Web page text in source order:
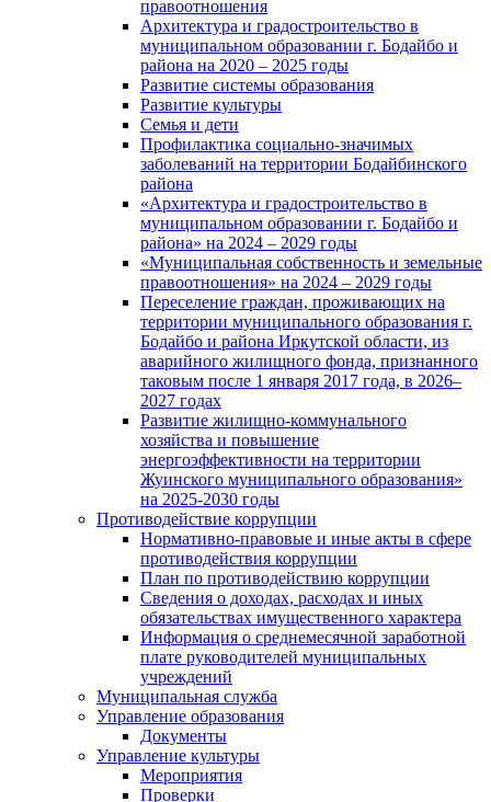
правоотношения
Архитектура и градостроительство в
муниципальном образовании г. Бодайбо и
района на 2020 – 2025 годы
Развитие системы образования
Развитие культуры
Семья и дети
Профилактика социально-значимых
заболеваний на территории Бодайбинского
района
«Архитектура и градостроительство в
муниципальном образовании г. Бодайбо и
района» на 2024 – 2029 годы
«Муниципальная собственность и земельные
правоотношения» на 2024 – 2029 годы
Переселение граждан, проживающих на
территории муниципального образования г.
Бодайбо и района Иркутской области, из
аварийного жилищного фонда, признанного
таковым после 1 января 2017 года, в 2026–
2027 годах
Развитие жилищно-коммунального
хозяйства и повышение
энергоэффективности на территории
Жуинского муниципального образования»
на 2025-2030 годы
Противодействие коррупции
Нормативно-правовые и иные акты в сфере
противодействия коррупции
План по противодействию коррупции
Сведения о доходах, расходах и иных
обязательствах имущественного характера
Информация о среднемесячной заработной
плате руководителей муниципальных
учреждений
Муниципальная служба
Управление образования
Документы
Управление культуры
Мероприятия
Проверки